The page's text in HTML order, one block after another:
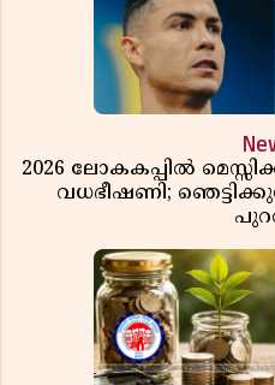
2026 ലോകകപ്പിൽ
വധഭീഷണി;